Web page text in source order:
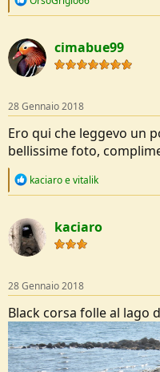
c
t
i
o
s
:
cimabue99
28 Gennaio 2018
Ero qui che leggevo un
bellissime foto,
R
c
t
i
o
s
:
kaciaroevitalik
kaciaro
28 Gennaio 2018
Black corsa folle al lago